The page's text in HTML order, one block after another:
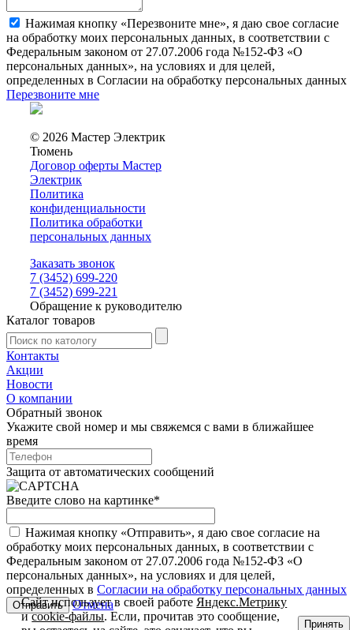
Нажимая кнопку «Перезвоните мне», я даю свое согласие
на обработку моих персональных данных, в соответствии с
Федеральным законом от 27.07.2006 года №152-ФЗ «О
персональных данных», на условиях и для целей,
определенных в Согласии на обработку персональных данных
Перезвоните мне
© 2026 Мастер Электрик
Тюмень
Договор оферты Мастер
Электрик
Политика
конфиденциальности
Политика обработки
персональных данных
Заказать звонок
7 (3452) 699-220
7 (3452) 699-221
Обращение к руководителю
Каталог товаров
Контакты
Акции
Новости
О компании
Обратный звонок
Укажите свой номер и мы свяжемся с вами в ближайшее
время
Защита от автоматических сообщений
Введите слово на картинке*
Нажимая кнопку «Отправить», я даю свое согласие на
обработку моих персональных данных, в соответствии с
Федеральным законом от 27.07.2006 года №152-ФЗ «О
персональных данных», на условиях и для целей,
определенных в Согласии на обработку персональных данных
Отмена
Сайт использует в своей работе Яндекс.Метрику
иcookie-файлы. Если, прочитав это сообщение,
Принять